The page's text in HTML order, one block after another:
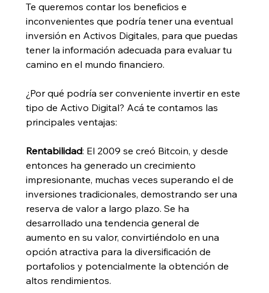
Te queremos contar los beneficios e
inconvenientes que podría tener una eventual
inversión en Activos Digitales, para que puedas
tener la información adecuada para evaluar tu
camino en el mundo financiero.
¿Por qué podría ser conveniente invertir en este
tipo de Activo Digital? Acá te contamos las
principales ventajas:
Rentabilidad: El 2009 se creó Bitcoin, y desde
entonces ha generado un crecimiento
impresionante, muchas veces superando el de
inversiones tradicionales, demostrando ser una
reserva de valor a largo plazo. Se ha
desarrollado una tendencia general de
aumento en su valor, convirtiéndolo en una
opción atractiva para la diversificación de
portafolios y potencialmente la obtención de
altos rendimientos.